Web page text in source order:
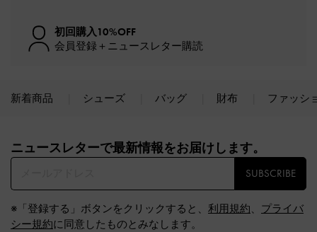
初回購入10%OFF
会員登録＋ニュースレター購読
新着商品 シューズ バッグ 財布 ファッシ
ニュースレターで最新情報をお届けします。​
SUBSCRIBE
※「登録する」ボタンをクリックすると、 利用規約、 プライバ
シー規約に同意したものとみなします。